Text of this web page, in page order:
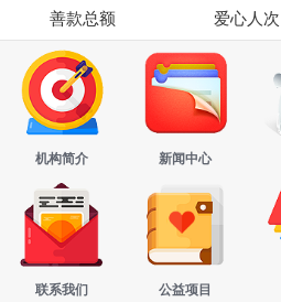
善款总额 爱心人次
机构简介 新闻中心
联系我们 公益项目